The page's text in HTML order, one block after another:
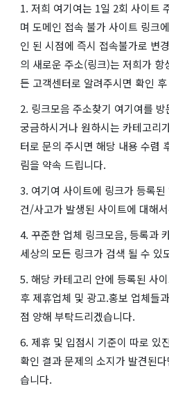
1. 저희 여기여는 1일 2회 사이트
며 도메인 접속 불가 사이트 링크
인 된 시점에 즉시 접속불가로 변
의 새로운 주소(링크)는 저희가
든 고객센터로 알려주시면 확인
2. 링크모음 주소찾기 여기여를
궁금하시거나 원하시는 카테고리
터로 문의 주시면 해당 내용 수렴
림을 약속 드립니다.
3. 여기여 사이트에 링크가 등록
건/사고가 발생된 사이트에 대해
4. 꾸준한 업체 링크모음, 등록과
세상의 모든 링크가 검색 될 수 있
5. 해당 카테고리 안에 등록된 사
후 제휴업체 및 광고.홍보 업체들
점 양해 부탁드리겠습니다.
6. 제휴 및 입점시 기준이 따로 있
확인 결과 문제의 소지가 발견된
습니다.